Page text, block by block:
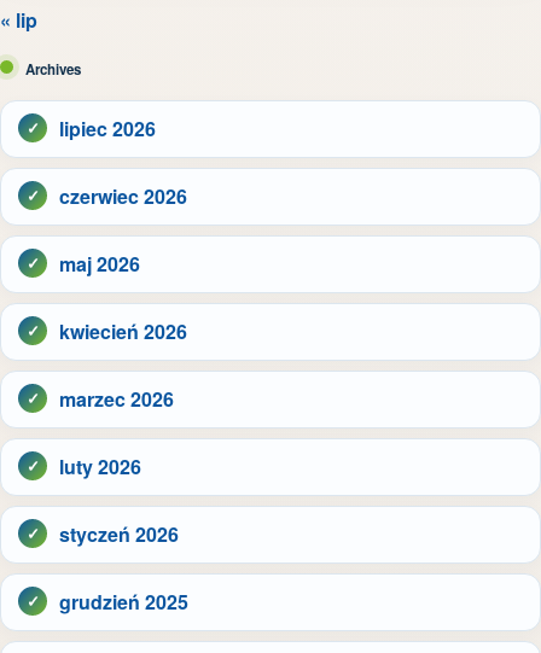
« lip
Archives
lipiec 2026
czerwiec 2026
maj 2026
kwiecień 2026
marzec 2026
luty 2026
styczeń 2026
grudzień 2025